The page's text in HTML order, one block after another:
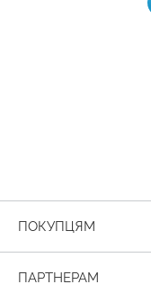
ПОКУПЦЯМ
ПАРТНЕРАМ